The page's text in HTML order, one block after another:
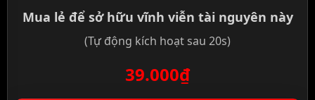
Mua lẻ để sở hữu vĩnh viễn tài nguyên này
(Tự động kích hoạt sau 20s)
39.000₫